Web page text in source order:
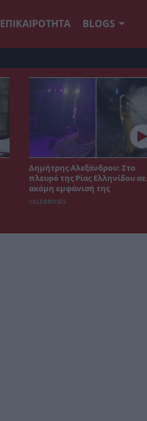
ΕΠΙΚΑΙΡΟΤΗΤΑ BLOGS
Δημήτρης Αλεξάνδρου: Στο
πλευρό της Ρίας Ελληνίδου σε
ακόμη εμφάνισή της
CELEBRITIES